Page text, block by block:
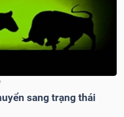
sang trạng thái